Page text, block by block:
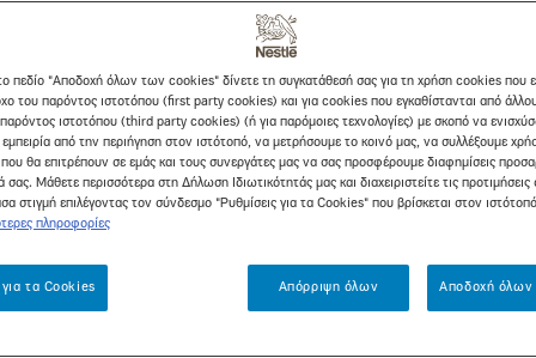
πότε να τον πάρουμε
debates» στις παρέες με ζωόφιλους:Μπορεί ο σκύλος
εκείνοι που διαφωνούν, όμως πολλοί περισσότεροι
εφόσον τηρούνται οι γενικοί κανόνες υγιεινής και οι
ένα γενικό πλαίσιο, που ορίζεται από την
πεδίο "Αποδοχή όλων των cookies" δίνετε τη συγκατάθεσή σας για τη χρήση cookies που
του παρόντος ιστοτόπου (first party cookies) και για cookies που εγκαθίστανται από
ιστοτόπου (third party cookies) (ή για παρόμοιες τεχνολογίες) με σκοπό να
από την περιήγηση στον ιστότοπό, να μετρήσουμε το κοινό μας, να συλλέξουμε
θα επιτρέπουν σε εμάς και τους συνεργάτες μας να σας προσφέρουμε διαφημίσεις
σας. Μάθετε περισσότερα στη Δήλωση Ιδιωτικότητάς μας και διαχειριστείτε τις προτιμήσεις
στιγμή επιλέγοντας τον σύνδεσμο "Ρυθμίσεις για τα Cookies" που βρίσκεται στον ιστότοπό
πληροφορίες
Απόρριψη όλων Αποδοχή
για τα Cookies